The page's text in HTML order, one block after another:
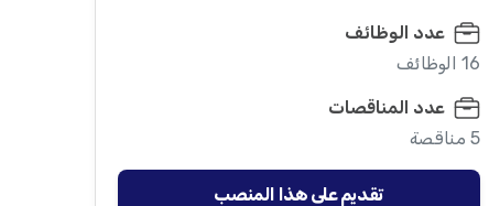
عدد الوظائف
16 الوظائف
عدد المناقصات
5 مناقصة
تقديم على هذا المنصب